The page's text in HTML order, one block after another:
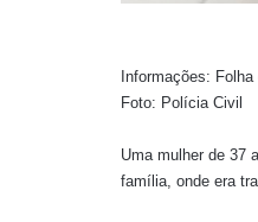
Informações:
Foto: Polícia Civil
Uma mulher de 37
família, onde era